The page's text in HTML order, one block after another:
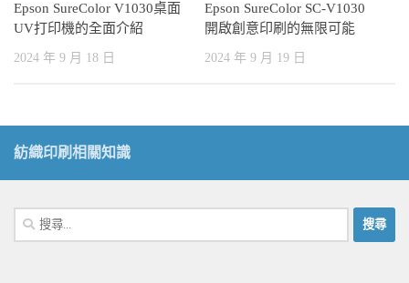
Epson SureColor V1030桌面
UV打印機的全面介紹
2024 年 9 月 18 日
Epson SureColor SC-V1030
開啟創意印刷的無限可能
2024 年 9 月 19 日
紡織印刷相關知識
搜
尋